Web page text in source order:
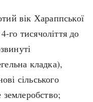
МОВА
ІСТОРІЯ
вік Хараппської
го тисячоліття до
кладка),
сільського
землеробство;